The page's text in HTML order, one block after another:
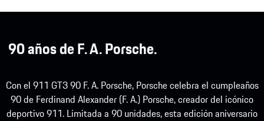
90 años de F. A. Porsche.
Con el 911 GT3 90 F. A. Porsche, Porsche celebra el cumpleaños
90 de Ferdinand Alexander (F. A.) Porsche, creador del icónico
deportivo 911. Limitada a 90 unidades, esta edición aniversario